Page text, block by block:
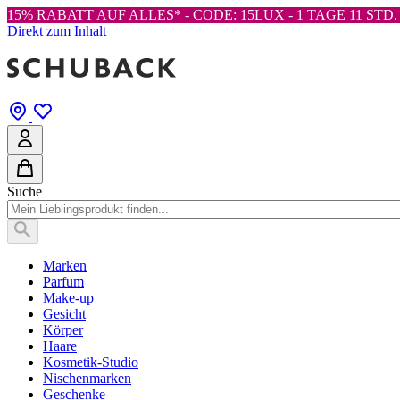
15% RABATT AUF ALLES* - CODE: 15LUX - 1 TAGE 11
Direkt zum Inhalt
Suche
Marken
Parfum
Make-up
Gesicht
Körper
Haare
Kosmetik-Studio
Nischenmarken
Geschenke